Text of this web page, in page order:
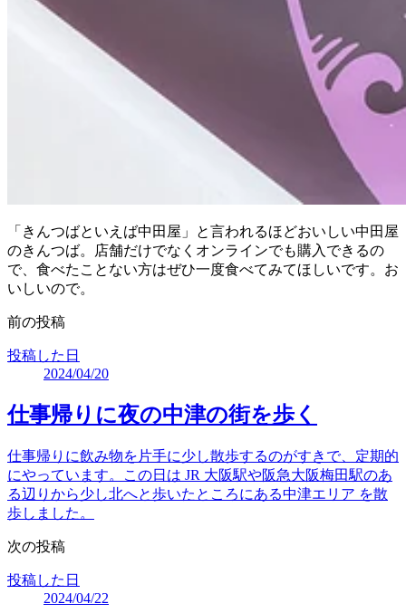
「きんつばといえば中田屋」と言われるほどおいしい中田屋
のきんつば。店舗だけでなくオンラインでも購入できるの
で、食べたことない方はぜひ一度食べてみてほしいです。お
いしいので。
前の投稿
投稿した日
2024/04/20
仕事帰りに夜の中津の街を歩く
仕事帰りに飲み物を片手に少し散歩するのがすきで、定期的
にやっています。この日は JR 大阪駅や阪急大阪梅田駅のあ
る辺りから少し北へと歩いたところにある中津エリア を散
歩しました。
次の投稿
投稿した日
2024/04/22